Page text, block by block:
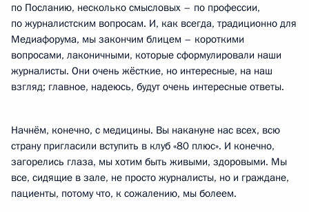
по Посланию, несколько смысловых – по профессии,
по журналистским вопросам. И, как всегда, традиционно для
Медиафорума, мы закончим блицем – короткими
вопросами, лаконичными, которые сформулировали наши
журналисты. Они очень жёсткие, но интересные, на наш
взгляд; главное, надеюсь, будут очень интересные ответы.
Начнём, конечно, с медицины. Вы накануне нас всех, всю
страну пригласили вступить в клуб «80 плюс». И конечно,
загорелись глаза, мы хотим быть живыми, здоровыми. Мы
все, сидящие в зале, не просто журналисты, но и граждане,
пациенты, потому что, к сожалению, мы болеем.